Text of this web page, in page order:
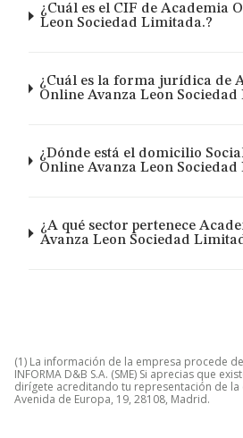
¿Cuál es el CIF de Academia
Leon Sociedad Limitada.?
¿Cuál es la forma jurídica de
Online Avanza Leon
¿Dónde está el domicilio
Online Avanza Leon
¿A qué sector pertenece
Avanza Leon Sociedad
(1) La información de la empresa procede
INFORMA D&B S.A. (SME) Si aprecias que
dirígete acreditando tu representación de la
Avenida de Europa, 19, 28108, Madrid.